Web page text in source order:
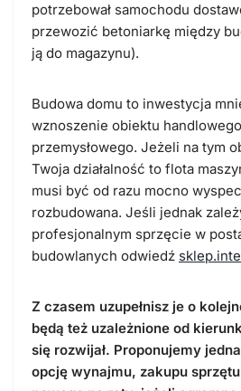
potrzebował samochodu
przewozić betoniarkę między
ją do magazynu).
Budowa domu to inwestycja
wznoszenie obiektu
przemysłowego. Jeżeli na tym
Twoja działalność to flota
musi być od razu mocno
rozbudowana. Jeśli jednak
profesjonalnym sprzęcie w
budowlanych odwiedź
Z czasem uzupełnisz je o
będą też uzależnione od
się rozwijał. Proponujemy
opcję wynajmu, zakupu